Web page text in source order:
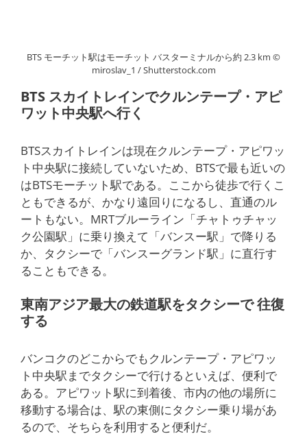
BTS モーチット駅はモーチット バスターミナルから約 2.3 km ©
miroslav_1 / Shutterstock.com
BTS スカイトレインでクルンテープ・アピ
ワット中央駅へ行く
BTSスカイトレインは現在クルンテープ・アピワッ
ト中央駅に接続していないため、BTSで最も近いの
はBTSモーチット駅である。ここから徒歩で行くこ
ともできるが、かなり遠回りになるし、直通のル
ートもない。MRTブルーライン「チャトゥチャッ
ク公園駅」に乗り換えて「バンスー駅」で降りる
か、タクシーで「バンスーグランド駅」に直行す
ることもできる。
東南アジア最大の鉄道駅をタクシーで 往復
する
バンコクのどこからでもクルンテープ・アピワッ
ト中央駅までタクシーで行けるといえば、便利で
ある。アピワット駅に到着後、市内の他の場所に
移動する場合は、駅の東側にタクシー乗り場があ
るので、そちらを利用すると便利だ。